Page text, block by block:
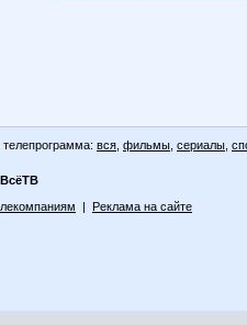
телепрограмма: вся фильмы сериалы
| Реклама на сайте